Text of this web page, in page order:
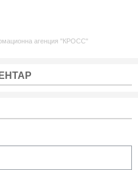
агенция "КРОСС"